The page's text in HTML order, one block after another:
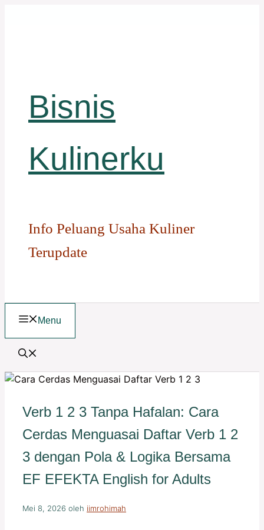
Bisnis
Kulinerku
Info Peluang Usaha Kuliner
Terupdate
Menu
Verb 1 2 3 Tanpa Hafalan: Cara
Cerdas Menguasai Daftar Verb 1 2
3 dengan Pola & Logika Bersama
EF EFEKTA English for Adults
Mei 8, 2026 oleh iimrohimah